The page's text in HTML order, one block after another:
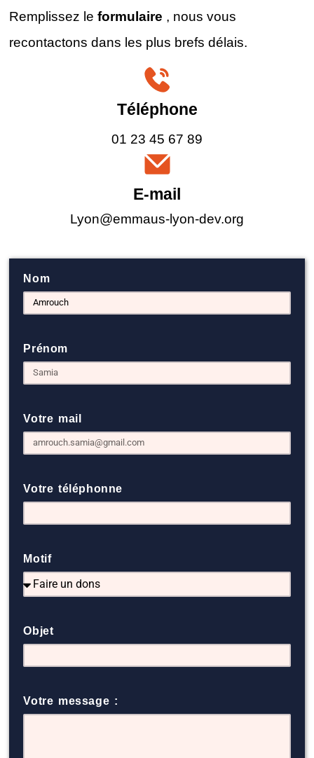
Nom
Prénom
Votre mail
Votre téléphonne
Motif
Objet
Votre message :
Remplissez leformulaire , nous vous
recontactons dans les plus brefs délais.
Téléphone
01 23 45 67 89
E-mail
Lyon@emmaus-lyon-dev.org